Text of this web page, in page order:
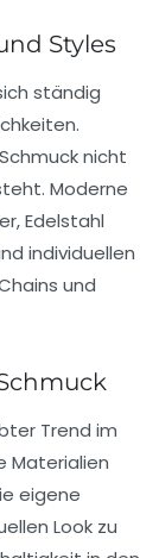
Styles
ständig
nicht
Moderne
Edelstahl
individuellen
und
Trend im
Materialien
eigene
Look zu